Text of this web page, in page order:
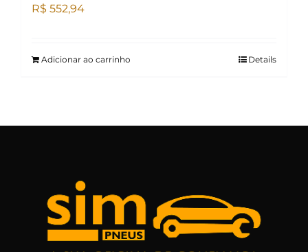
R$ 552,94
Adicionar ao carrinho Details